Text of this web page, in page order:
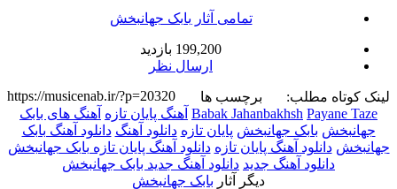
تمامی آثار بابک جهانبخش
199,200 بازدید
ارسال نظر
https://musicenab.ir/?p=20320
لینک کوتاه مطلب:
برچسب ها
Babak Jahanbakhsh Payane Taze آهنگ پایان تازه آهنگ های بابک
جهانبخش بابک جهانبخش پایان تازه دانلود آهنگ دانلود آهنگ بابک
جهانبخش دانلود آهنگ پایان تازه دانلود آهنگ پایان تازه بابک جهانبخش
دانلود آهنگ جدید دانلود آهنگ جدید بابک جهانبخش
دیگر آثار بابک جهانبخش